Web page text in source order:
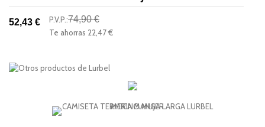
52,43 € P.V.P.:74,90 €
Te ahorras 22,47 €